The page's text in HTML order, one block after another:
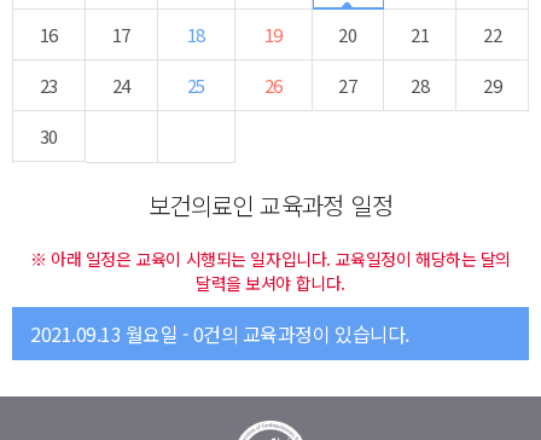
16
17 18 19 20 21
22
23
24 25 26 27 28
29
30
보건의료인 교육과정 일정
※ 아래 일정은 교육이 시행되는 일자입니다. 교육일정이 해당하는 달의
달력을 보셔야 합니다.
2021.09.13 월요일 - 0건의 교육과정이 있습니다.